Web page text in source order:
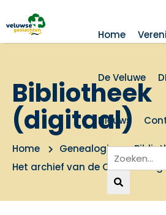
Home
De Veluwe
Nieuws
Bibliotheek
(digitaal)
Home Genealogie
Het archief van de Cannenburg